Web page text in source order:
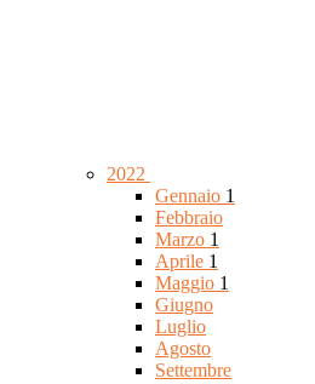
2022
Gennaio 1
Febbraio
Marzo 1
Aprile 1
Maggio 1
Giugno
Luglio
Agosto
Settembre